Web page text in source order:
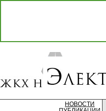
НОВОСТИ